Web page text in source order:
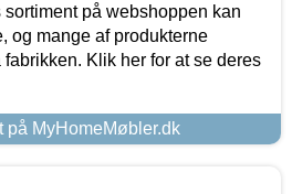
sortiment på webshoppen kan
og mange af produkterne
fabrikken. Klik her for at se deres
på MyHomeMøbler.dk